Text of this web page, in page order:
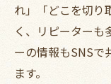
れ」「どこを切り
く、リピーターも
ーの情報もSNSで
ます。